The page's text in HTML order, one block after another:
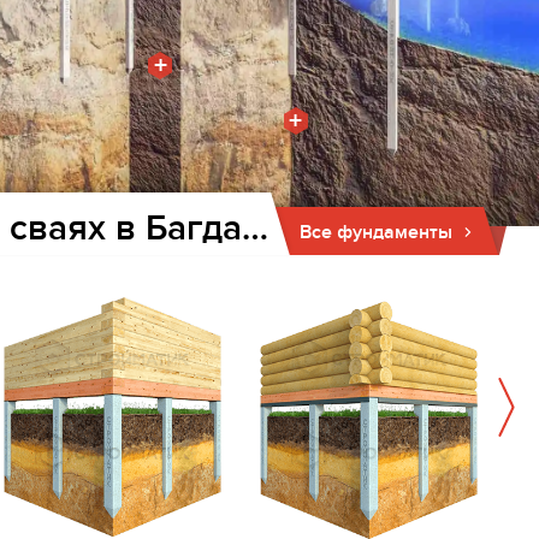
+
+
Все фундаменты
Фундамент для дома и бани на забивных ж/б сваях в Багдарине